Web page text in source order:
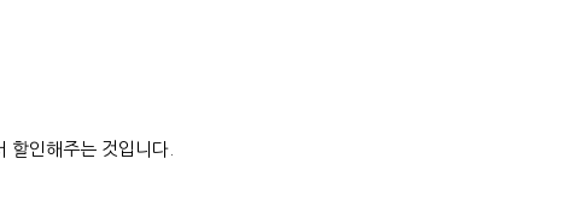
할인해주는 것입니다.